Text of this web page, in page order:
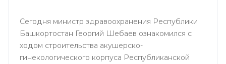
Сегодня министр здравоохранения Республики
Башкортостан Георгий Шебаев ознакомился с
ходом строительства акушерско-
гинекологического корпуса Республиканской